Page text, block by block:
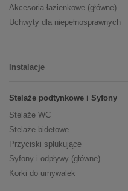
Akcesoria łazienkowe (główne)
Uchwyty dla niepełnosprawnych
Instalacje
Stelaże podtynkowe i Syfony
Stelaże WC
Stelaże bidetowe
Przyciski spłukujące
Syfony i odpływy (główne)
Korki do umywalek